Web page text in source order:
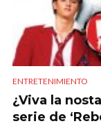
ENTRETENIMIENTO
¿Viva la
serie de